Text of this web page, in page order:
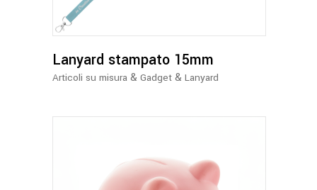
Lanyard stampato 15mm
Articoli su misura & Gadget & Lanyard